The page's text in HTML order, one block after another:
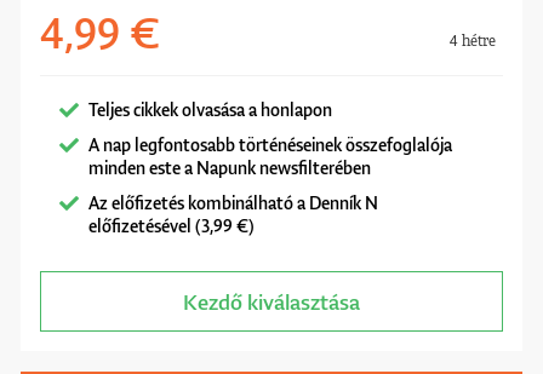
4,99 € 4 hétre
Teljes cikkek olvasása a honlapon
A nap legfontosabb történéseinek összefoglalója
minden este a Napunk newsfilterében
Az előfizetés kombinálható a Denník N
előfizetésével (3,99 €)
Kezdő kiválasztása